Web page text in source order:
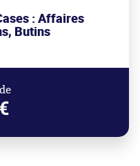
: Affaires
Butins